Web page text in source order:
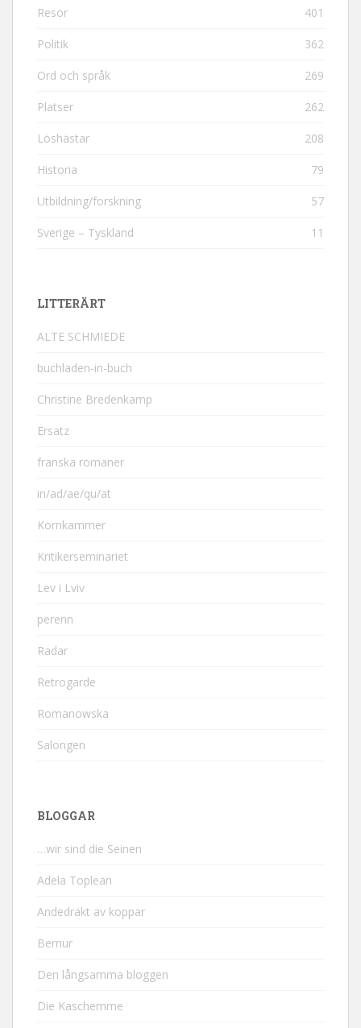
Resor 401
Politik 362
Ord och språk 269
Platser 262
Löshästar 208
Historia 79
Utbildning/forskning 57
Sverige – Tyskland 11
LITTERÄRT
ALTE SCHMIEDE
buchladen-in-buch
Christine Bredenkamp
Ersatz
franska romaner
in/ad/ae/qu/at
Kornkammer
Kritikerseminariet
Lev i Lviv
perenn
Radar
Retrogarde
Romanowska
Salongen
BLOGGAR
…wir sind die Seinen
Adela Toplean
Andedräkt av koppar
Bernur
Den långsamma bloggen
Die Kaschemme